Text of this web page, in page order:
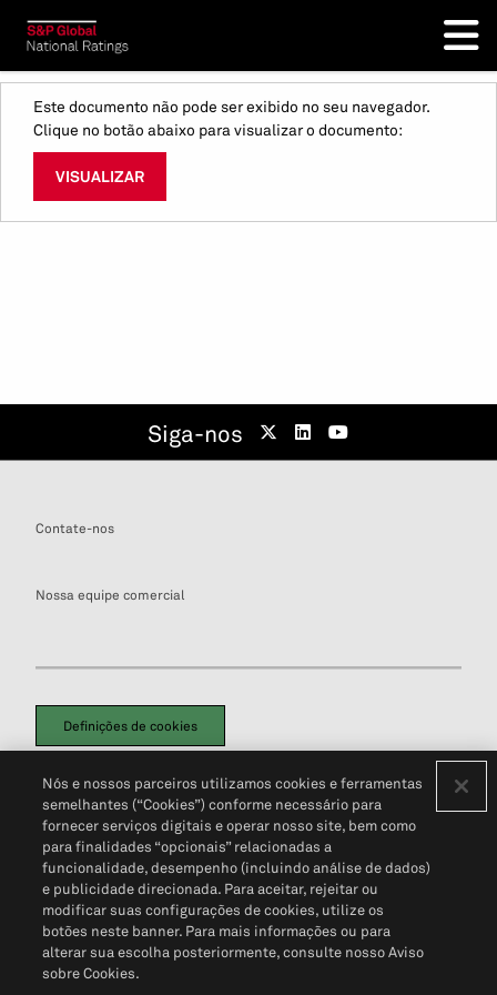
Este documento não pode ser exibido no seu navegador.
Clique no botão abaixo para visualizar o documento:
VISUALIZAR
Siga-nos
Contate-nos
Nossa equipe comercial
Definições de cookies
Política de PrivacidadePortal de privacidade do cliente (em inglês)
Não Venda Minhas Informações Pessoais© 2026 S&P Global
Nós e nossos parceiros utilizamos cookies e ferramentas
semelhantes (“Cookies”) conforme necessário para
fornecer serviços digitais e operar nosso site, bem como
para finalidades “opcionais” relacionadas a
funcionalidade, desempenho (incluindo análise de dados)
e publicidade direcionada. Para aceitar, rejeitar ou
modificar suas configurações de cookies, utilize os
botões neste banner. Para mais informações ou para
alterar sua escolha posteriormente, consulte nosso Aviso
sobre Cookies.